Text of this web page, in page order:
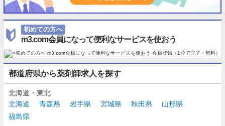
初めての方へ
m3.com会員になって便利なサービスを使おう
都道府県から薬剤師求人を探す
北海道・東北
北海道
青森県 岩手県 宮城県 秋田県
山形県
福島県